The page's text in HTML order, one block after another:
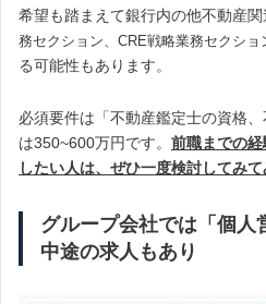
希望も踏まえて銀行内の他不動産
務セクション、CRE戦略業務セクショ
る可能性もあります。
必須要件は「不動産鑑定士の資格
は350~600万円です。 前職までの
したい人は、ぜひ一度検討してみ
グループ会社では「個人
中途の求人もあり